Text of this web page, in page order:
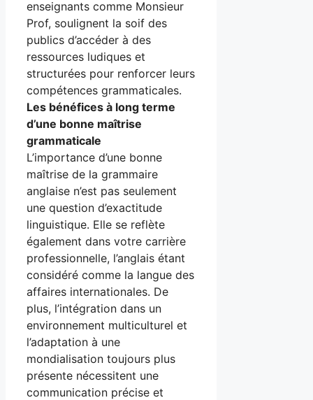
enseignants comme Monsieur
Prof, soulignent la soif des
publics d’accéder à des
ressources ludiques et
structurées pour renforcer leurs
compétences grammaticales.
Les bénéfices à long terme
d’une bonne maîtrise
grammaticale
L’importance d’une bonne
maîtrise de la grammaire
anglaise n’est pas seulement
une question d’exactitude
linguistique. Elle se reflète
également dans votre carrière
professionnelle, l’anglais étant
considéré comme la langue des
affaires internationales. De
plus, l’intégration dans un
environnement multiculturel et
l’adaptation à une
mondialisation toujours plus
présente nécessitent une
communication précise et